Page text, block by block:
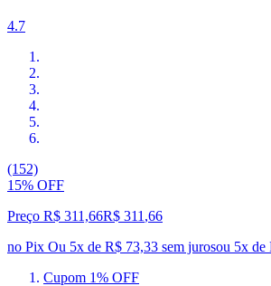
4.7
(152)
15% OFF
Preço R$ 311,66R$ 311 ,66
no Pix Ou 5x de R$ 73,33 sem jurosou 5x de
Cupom 1% OFF